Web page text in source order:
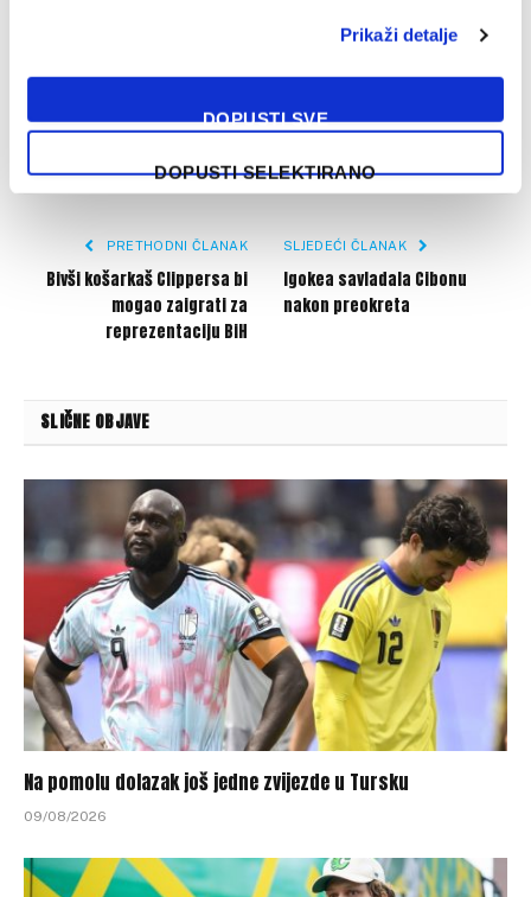
Prikaži detalje
DOPUSTI SVE
DOPUSTI SELEKTIRANO
TwitterPinterestLinkedInTumblrWhatsApp
PRETHODNI ČLANAK
Bivši košarkaš Clippersa bi
mogao zaigrati za
reprezentaciju BiH
SLJEDEĆI ČLANAK
Igokea savladala Cibonu
nakon preokreta
SLIČNE OBJAVE
Na pomolu dolazak još jedne zvijezde u Tursku
09/08/2026